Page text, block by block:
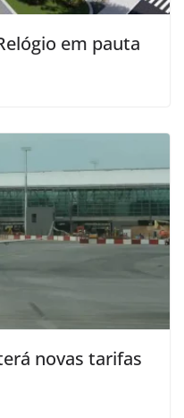
em pauta
novas tarifas